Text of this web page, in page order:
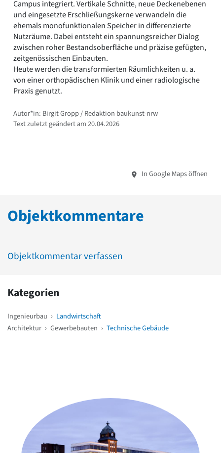
Campus integriert. Vertikale Schnitte, neue Deckenebenen
und eingesetzte Erschließungskerne verwandeln die
ehemals monofunktionalen Speicher in differenzierte
Nutzräume. Dabei entsteht ein spannungsreicher Dialog
zwischen roher Bestandsoberfläche und präzise gefügten,
zeitgenössischen Einbauten.
Heute werden die transformierten Räumlichkeiten u. a.
von einer orthopädischen Klinik und einer radiologische
Praxis genutzt.
Autor*in: Birgit Gropp / Redaktion baukunst-nrw
Text zuletzt geändert am 20.04.2026
In Google Maps öffnen
Objektkommentare
Objektkommentar verfassen
Kategorien
Ingenieurbau › Landwirtschaft
Architektur › Gewerbebauten › Technische Gebäude